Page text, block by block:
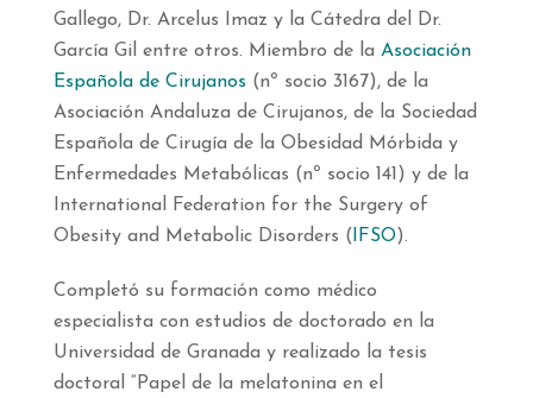
Gallego, Dr. Arcelus Imaz y la Cátedra del Dr.
García Gil entre otros. Miembro de la Asociación
Española de Cirujanos (nº socio 3167), de la
Asociación Andaluza de Cirujanos, de la Sociedad
Española de Cirugía de la Obesidad Mórbida y
Enfermedades Metabólicas (nº socio 141) y de la
International Federation for the Surgery of
Obesity and Metabolic Disorders (
IFSO).
Completó su formación como médico
especialista con estudios de doctorado en la
Universidad de Granada y realizado la tesis
doctoral “Papel de la melatonina en el